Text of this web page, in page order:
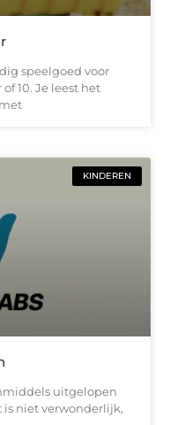
speelgoed voor
10. Je leest het
KINDEREN
uitgelopen
is niet verwonderlijk,